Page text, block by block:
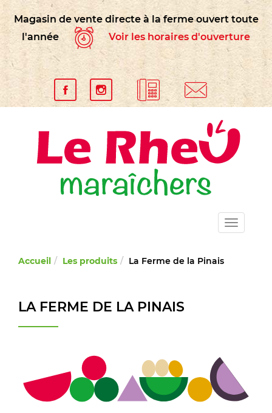
Magasin de vente directe à la ferme ouvert toute
l'année
Voir les horaires d'ouverture
Toggle
Accueil Les produits La Ferme de la Pinais
LA FERME DE LA PINAIS
Panneau de gestion des cookies